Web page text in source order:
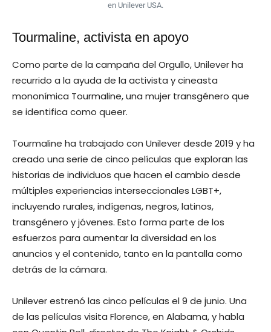
en Unilever USA.
Tourmaline, activista en apoyo
Como parte de la campaña del Orgullo, Unilever ha
recurrido a la ayuda de la activista y cineasta
mononímica Tourmaline, una mujer transgénero que
se identifica como queer.
Tourmaline ha trabajado con Unilever desde 2019 y ha
creado una serie de cinco películas que exploran las
historias de individuos que hacen el cambio desde
múltiples experiencias interseccionales LGBT+,
incluyendo rurales, indígenas, negros, latinos,
transgénero y jóvenes. Esto forma parte de los
esfuerzos para aumentar la diversidad en los
anuncios y el contenido, tanto en la pantalla como
detrás de la cámara.
Unilever estrenó las cinco películas el 9 de junio. Una
de las películas visita Florence, en Alabama, y habla